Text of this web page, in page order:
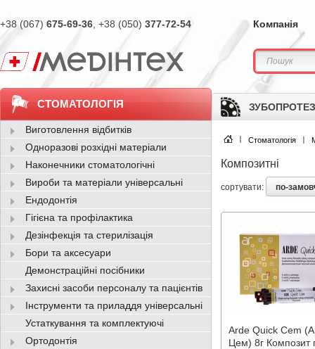
Компанія
+38 (067) 675-69-36 , +38 (050) 377-72-54
Стоматологія
Композитні
сортувати: по-
Arde Quick Cem
Цем) 8г Композит
СТОМАТОЛОГІЯ
Виготовлення відбитків
Одноразові розхідні матеріали
Наконечники стоматологічні
Вироби та матеріали універсальні
Ендодонтія
Гігієна та профілактика
Дезінфекція та стерилізація
Бори та аксесуари
Демонстраційні посібники
Захисні засоби персоналу та пацієнтів
Інструменти та приладдя універсальні
Устаткування та комплектуючі
Ортодонтія